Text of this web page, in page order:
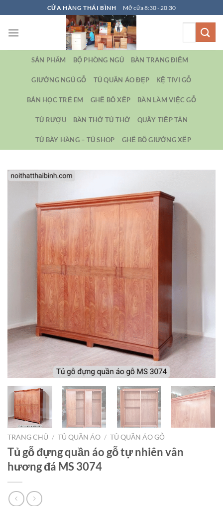
qua
nội
CỬA HÀNG THÁI BÌNH Mở cửa 8:30 - 20:30
SẢN PHẨM BỘ PHÒNG NGỦ BÀN TRANG ĐIỂM
GIƯỜNG NGỦ GỖ TỦ QUẦN ÁO ĐẸP KỆ TIVI GỖ
BẢN HỌC TRẺ EM GHẾ BỐ XẾP BÀN LÀM VIỆC GỖ
TỦ RƯỢU BÀN THỜ TỦ THỜ QUẦY TIẾP TÂN
TỦ BÀY HÀNG – TỦ SHOP GHẾ BỐ GIƯỜNG XẾP
TRANG CHỦ / TỦ QUẦN ÁO / TỦ QUẦN ÁO GỖ
Tủ gỗ đựng quần áo gỗ tự nhiên vân
hương đá MS 3074